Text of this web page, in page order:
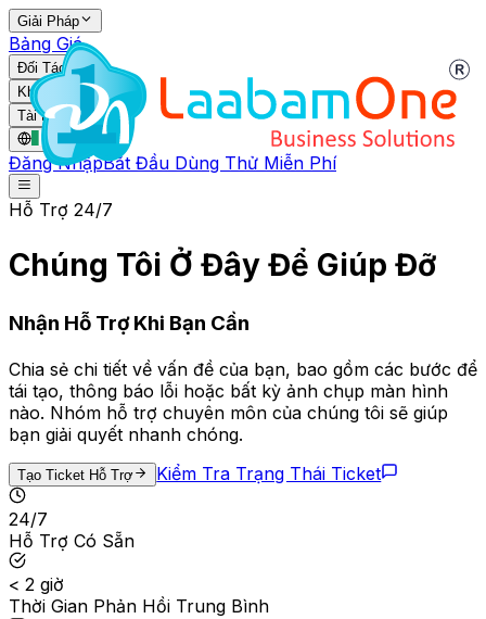
Giải Pháp
Bảng Giá
Đối Tác
Khách Hàng
Tài Nguyên
IE/
Đăng NhậpBắt Đầu Dùng Thử Miễn Phí
Hỗ Trợ 24/7
Chúng Tôi Ở Đây Để Giúp Đỡ
Nhận Hỗ Trợ Khi Bạn Cần
Chia sẻ chi tiết về vấn đề của bạn, bao gồm các bước để
tái tạo, thông báo lỗi hoặc bất kỳ ảnh chụp màn hình
nào. Nhóm hỗ trợ chuyên môn của chúng tôi sẽ giúp
bạn giải quyết nhanh chóng.
Tạo Ticket Hỗ Trợ Kiểm Tra Trạng Thái Ticket
24/7
Hỗ Trợ Có Sẵn
< 2 giờ
Thời Gian Phản Hồi Trung Bình